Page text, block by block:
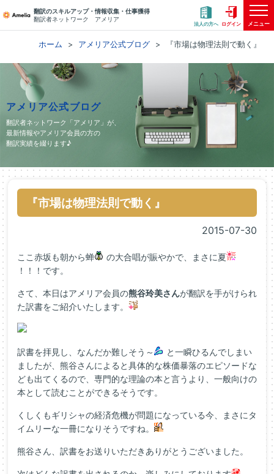
翻訳のスキルアップ・情報収集・仕事獲得
翻訳者ネットワーク アメリア
法人の方へ ログイン メニュー
ホーム アメリア公式ブログ 『市場は物理法則で動く』
アメリア公式ブログ
翻訳者ネットワーク「アメリア」が、
最新情報やアメリア会員の方の
翻訳実績を綴ります♪
『市場は物理法則で動く』
2015-07-30
ここ赤坂も朝から蝉
の大合唱が賑やかで、まさに夏
！！！です。
さて、本日はアメリア会員の熊谷玲美さんが翻訳を手がけられ
た訳書をご紹介いたします。
訳書を拝見し、なんだか難しそう～
と一瞬ひるんでしまい
ましたが、熊谷さんによると具体的な株価暴落のエピソードな
ども出てくるので、専門的な理論の本と言うより、一般向けの
本として読むことができるそうです。
くしくもギリシャの経済危機が問題になっている今、まさにタ
イムリーな一冊になりそうですね。
熊谷さん、訳書をお送りいただきありがとうございました。